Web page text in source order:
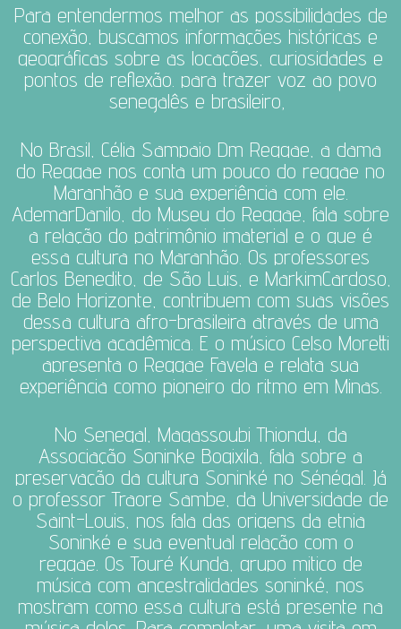
Para entendermos melhor as possibilidades de
conexão, buscamos informações históricas e
geográficas sobre as locações, curiosidades e
pontos de reflexão. para trazer voz ao povo
senegalês e brasileiro,
No Brasil, Célia Sampaio Dm Reggae, a dama
do Reggae nos conta um pouco do reggae no
Maranhão e sua experiência com ele.
AdemarDanilo, do Museu do Reggae, fala sobre
a relação do patrimônio imaterial e o que é
essa cultura no Maranhão. Os professores
Carlos Benedito, de São Luis, e MarkimCardoso,
de Belo Horizonte, contribuem com suas visões
dessa cultura afro-brasileira através de uma
perspectiva acadêmica. E o músico Celso Moretti
apresenta o Reggae Favela e relata sua
experiência como pioneiro do ritmo em Minas.
No Senegal, Magassoubi Thiondy, da
Associação Soninke Bogixila, fala sobre a
preservação da cultura Soninké no Sénégal. Já
o professor Traore Sambe, da Universidade de
Saint-Louis, nos fala das origens da etnia
Soninké e sua eventual relação com o
reggae. Os Touré Kunda, grupo mitico de
música com ancestralidades soninké, nos
mostram como essa cultura está presente na